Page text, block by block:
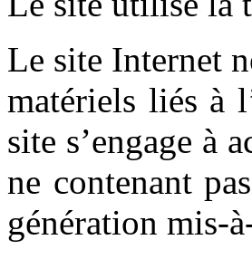
Le site Internet
matériels liés à
site s’engage à
ne contenant
génération mis-